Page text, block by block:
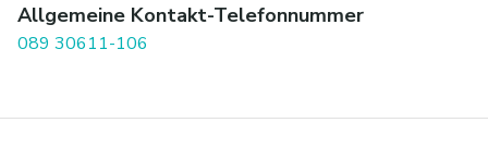
Allgemeine Kontakt-Telefonnummer
089 30611-106